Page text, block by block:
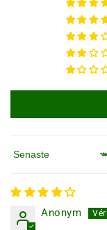
Sortera efter
Anonym